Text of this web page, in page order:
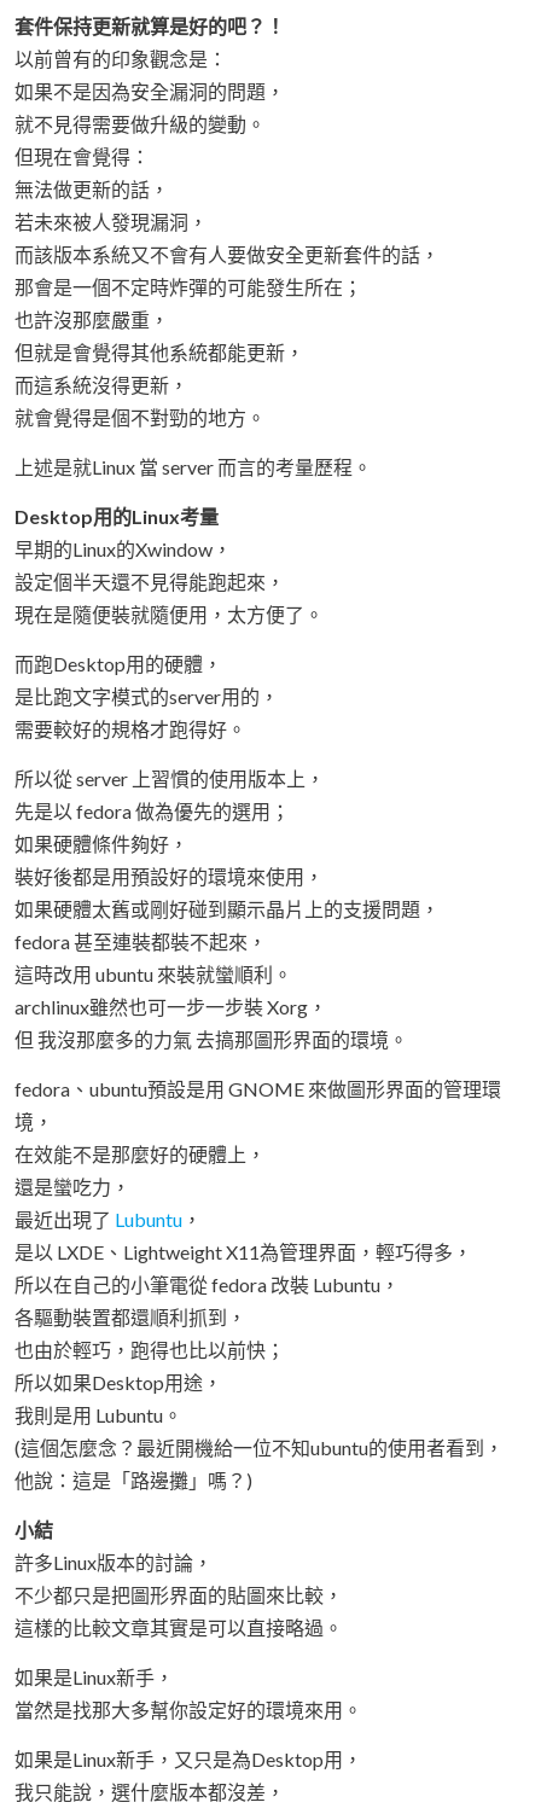
套件保持更新就算是好的吧？！
以前曾有的印象觀念是：
如果不是因為安全漏洞的問題，
就不見得需要做升級的變動。
但現在會覺得：
無法做更新的話，
若未來被人發現漏洞，
而該版本系統又不會有人要做安全更新套件的話，
那會是一個不定時炸彈的可能發生所在；
也許沒那麼嚴重，
但就是會覺得其他系統都能更新，
而這系統沒得更新，
就會覺得是個不對勁的地方。
上述是就Linux 當 server 而言的考量歷程。
Desktop用的Linux考量
早期的Linux的Xwindow，
設定個半天還不見得能跑起來，
現在是隨便裝就隨便用，太方便了。
而跑Desktop用的硬體，
是比跑文字模式的server用的，
需要較好的規格才跑得好。
所以從 server 上習慣的使用版本上，
先是以 fedora 做為優先的選用；
如果硬體條件夠好，
裝好後都是用預設好的環境來使用，
如果硬體太舊或剛好碰到顯示晶片上的支援問題，
fedora 甚至連裝都裝不起來，
這時改用 ubuntu 來裝就蠻順利。
archlinux雖然也可一步一步裝 Xorg，
但 我沒那麼多的力氣 去搞那圖形界面的環境。
fedora、ubuntu預設是用 GNOME 來做圖形界面的管理環
境，
在效能不是那麼好的硬體上，
還是蠻吃力，
最近出現了 Lubuntu ，
是以 LXDE、Lightweight X11為管理界面，輕巧得多，
所以在自己的小筆電從 fedora 改裝 Lubuntu，
各驅動裝置都還順利抓到，
也由於輕巧，跑得也比以前快；
所以如果Desktop用途，
我則是用 Lubuntu。
(這個怎麼念？最近開機給一位不知ubuntu的使用者看到，
他說：這是「路邊攤」嗎？)
小結
許多Linux版本的討論，
不少都只是把圖形界面的貼圖來比較，
這樣的比較文章其實是可以直接略過。
如果是Linux新手，
當然是找那大多幫你設定好的環境來用。
如果是Linux新手，又只是為Desktop用，
我只能說，選什麼版本都沒差，